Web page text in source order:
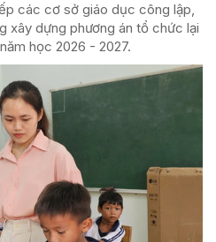
các cơ sở giáo dục công lập,
xây dựng phương án tổ chức lại
học 2026 - 2027.